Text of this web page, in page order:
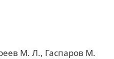
М. Л., Гаспаров М.